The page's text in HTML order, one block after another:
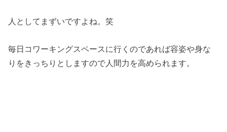
人としてまずいですよね。笑
毎日コワーキングスペースに行くのであれば容姿や身な
りをきっちりとしますので人間力を高められます。